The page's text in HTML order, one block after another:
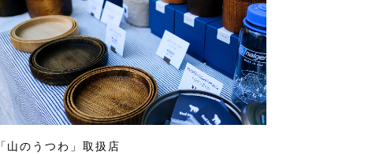
「山のうつわ」取扱店